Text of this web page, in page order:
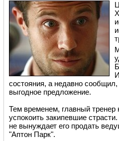
состояния, а недавно
выгодное предложение.
Тем временем, главный
успокоить закипевшие
не вынуждает его продать
"Аптон Парк".